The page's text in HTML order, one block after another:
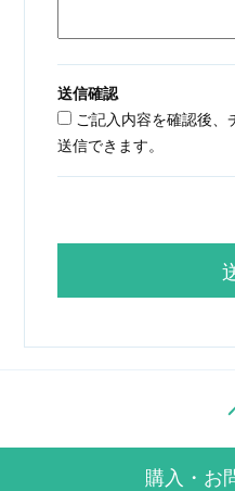
送信確認
ご記入内容を確認後、
送信できます。
購入・お